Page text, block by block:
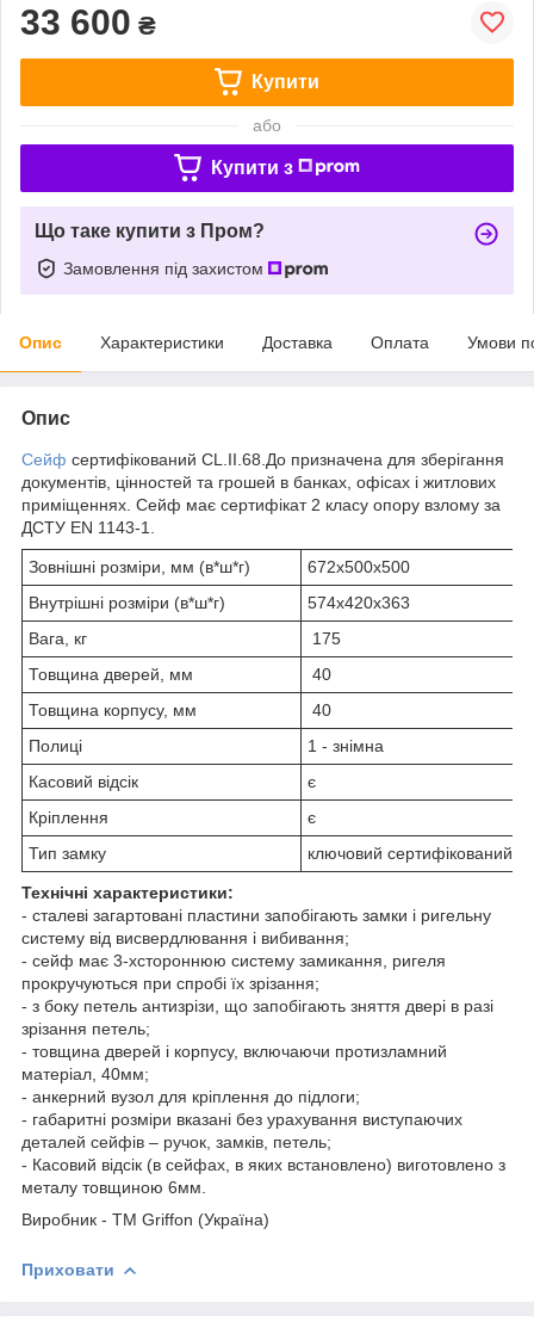
33 600 ₴
Купити
або
Купити з
Що таке купити з Пром?
Замовлення під захистом
Опис Характеристики Доставка Оплата Умови
Опис
Сейф сертифікований CL.II.68.До призначена для зберігання
документів, цінностей та грошей в банках, офісах і житлових
приміщеннях. Сейф має сертифікат 2 класу опору взлому за
ДСТУ EN 1143-1.
Зовнішні розміри, мм (в*ш*г)
672х500х500
Внутрішні розміри (в*ш*г)
574х420х363
Вага, кг
175
Товщина дверей, мм
40
Товщина корпусу, мм
40
Полиці
1 - знімна
Касовий відсік
є
Кріплення
є
Тип замку
ключовий сертифікований
Технічні характеристики:
- сталеві загартовані пластини запобігають замки і ригельну
систему від висвердлювання і вибивання;
- сейф має 3-хстороннюю систему замикання, ригеля
прокручуються при спробі їх зрізання;
- з боку петель антизрізи, що запобігають зняття двері в разі
зрізання петель;
- товщина дверей і корпусу, включаючи протизламний
матеріал, 40мм;
- анкерний вузол для кріплення до підлоги;
- габаритні розміри вказані без урахування виступаючих
деталей сейфів – ручок, замків, петель;
- Касовий відсік (в сейфах, в яких встановлено) виготовлено з
металу товщиною 6мм.
Виробник - ТМ Griffon (Україна)
Приховати